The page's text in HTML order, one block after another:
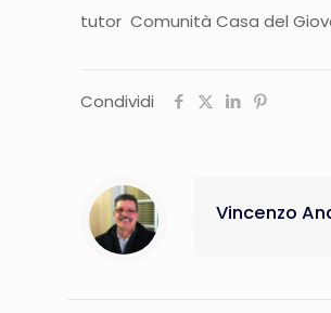
tutor Comunità Casa del
Condividi
Vincenzo